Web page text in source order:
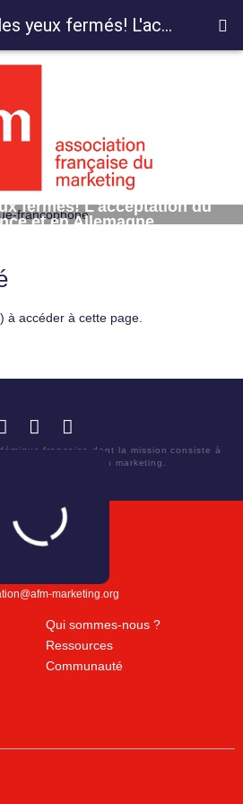
fermés! L'acceptation du
et en Allemagne
à accéder à cette page.
française dont la mission consiste à
scientifique en marketing.
marketing.org
Qui sommes-nous ?
Ressources
Communauté
14605 Lire, les yeux fermés! L'acceptation du livre audio en France et en Allemagne